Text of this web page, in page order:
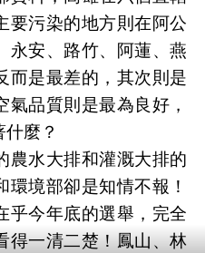
要污染的地方則在阿公
永安、路竹、阿蓮、燕
而是最差的，其次則是
氣品質則是最為良好，
麼？
農水大排和灌溉大排的
境部卻是知情不報！
乎今年底的選舉，完全
得一清二楚！鳳山、林